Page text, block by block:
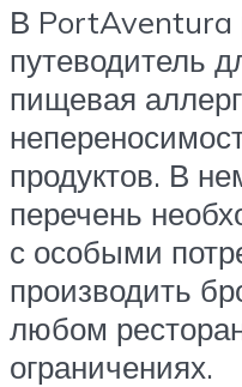
В PortAventura
путеводитель
пищевая
продуктов. В
перечень
с особыми
производить
любом
ограничениях.